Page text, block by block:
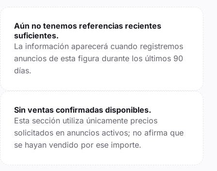
Aún no tenemos referencias recientes
suficientes.
La información aparecerá cuando registremos
anuncios de esta figura durante los últimos 90
días.
Sin ventas confirmadas disponibles.
Esta sección utiliza únicamente precios
solicitados en anuncios activos; no afirma que
se hayan vendido por ese importe.